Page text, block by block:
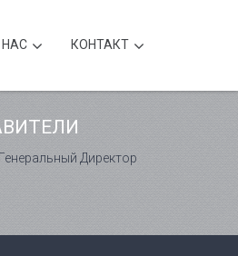
НАС КОНТАКТ
, Генеральный Директор